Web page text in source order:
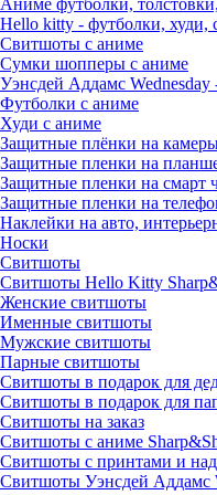
Аниме футболки,
Hello kitty - футболки,
Свитшоты с аниме
Сумки шопперы с аниме
Уэнсдей Аддамс
Футболки с аниме
Худи с аниме
Защитные плёнки на
Защитные пленки на
Защитные пленки на смарт
Защитные пленки на
Наклейки на авто,
Носки
Свитшоты
Cвитшоты Hello Kitty
Женские свитшоты
Именные свитшоты
Мужские свитшоты
Парные свитшоты
Свитшоты в подарок для
Свитшоты в подарок для
Свитшоты на заказ
Свитшоты с аниме
Свитшоты с принтами и
Свитшоты Уэнсдей Аддамс